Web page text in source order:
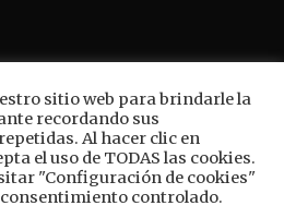
sitio web para brindarle la
recordando sus
Al hacer clic en
el uso de TODAS las cookies.
"Configuración de cookies"
controlado.